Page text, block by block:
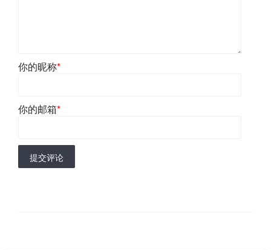
你的昵称*
你的邮箱*
提交评论